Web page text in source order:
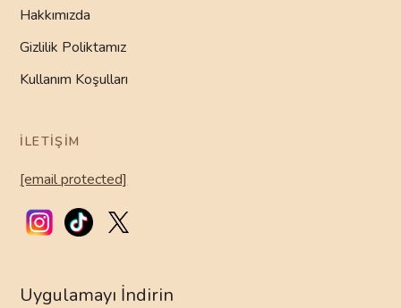
Hakkımızda
Gizlilik Poliktamız
Kullanım Koşulları
İLETIŞIM
[email protected]
Uygulamayı İndirin